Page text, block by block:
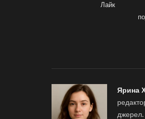
Лайк
Ярина
джерел.